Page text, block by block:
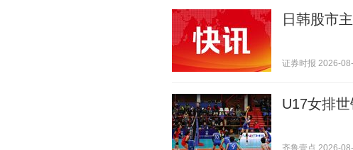
日韩股市
证券时报 2026-
U17女排
齐鲁壹点 2026-